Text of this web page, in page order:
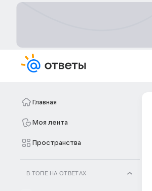
Главная
Моя лента
Пространства
В ТОПЕ НА ОТВЕТАХ